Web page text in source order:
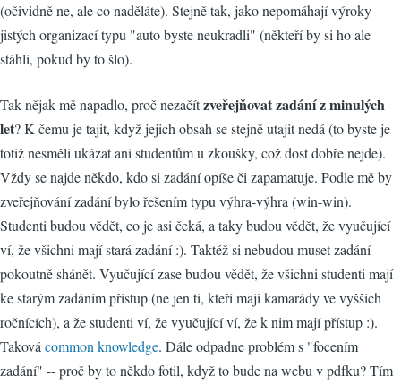
(očividně ne, ale co naděláte). Stejně tak, jako nepomáhají výroky
jistých organizací typu "auto byste neukradli" (někteří by si ho ale
stáhli, pokud by to šlo).
Tak nějak mě napadlo, proč nezačítzveřejňovat zadání z minulých
let? K čemu je tajit, když jejich obsah se stejně utajit nedá (to byste je
totiž nesměli ukázat ani studentům u zkoušky, což dost dobře nejde).
Vždy se najde někdo, kdo si zadání opíše či zapamatuje. Podle mě by
zveřejňování zadání bylo řešením typu výhra-výhra (win-win).
Studenti budou vědět, co je asi čeká, a taky budou vědět, že vyučující
ví, že všichni mají stará zadání :). Taktéž si nebudou muset zadání
pokoutně shánět. Vyučující zase budou vědět, že všichni studenti mají
ke starým zadáním přístup (ne jen ti, kteří mají kamarády ve vyšších
ročnících), a že studenti ví, že vyučující ví, že k nim mají přístup :).
Taková common knowledge. Dále odpadne problém s "focením
zadání" -- proč by to někdo fotil, když to bude na webu v pdfku? Tím